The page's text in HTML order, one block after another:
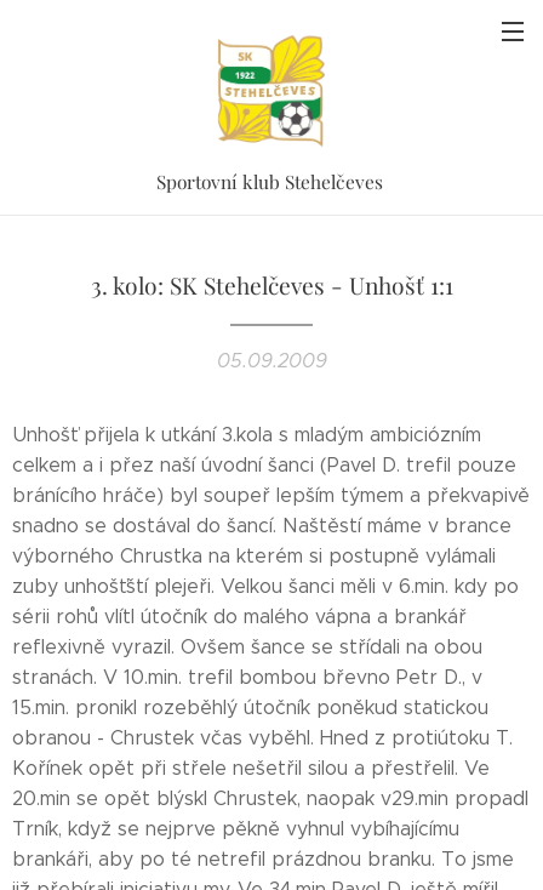
Sportovní klub Stehelčeves
3. kolo: SK Stehelčeves - Unhošť 1:1
05.09.2009
Unhošť přijela k utkání 3.kola s mladým ambiciózním
celkem a i přez naší úvodní šanci (Pavel D. trefil pouze
bránícího hráče) byl soupeř lepším týmem a překvapivě
snadno se dostával do šancí. Naštěstí máme v brance
výborného Chrustka na kterém si postupně vylámali
zuby unhošťští plejeři. Velkou šanci měli v 6.min. kdy po
sérii rohů vlítl útočník do malého vápna a brankář
reflexivně vyrazil. Ovšem šance se střídali na obou
stranách. V 10.min. trefil bombou břevno Petr D., v
15.min. pronikl rozeběhlý útočník poněkud statickou
obranou - Chrustek včas vyběhl. Hned z protiútoku T.
Kořínek opět při střele nešetřil silou a přestřelil. Ve
20.min se opět blýskl Chrustek, naopak v29.min propadl
Trník, když se nejprve pěkně vyhnul vybíhajícímu
brankáři, aby po té netrefil prázdnou branku. To jsme